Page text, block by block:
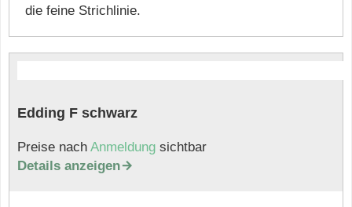
die feine Strichlinie.
Edding F schwarz
Preise nach Anmeldung sichtbar
Details anzeigen